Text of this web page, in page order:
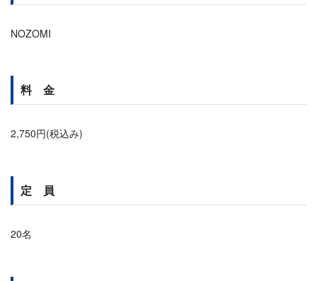
NOZOMI
料 金
2,750円(税込み)
定 員
20名